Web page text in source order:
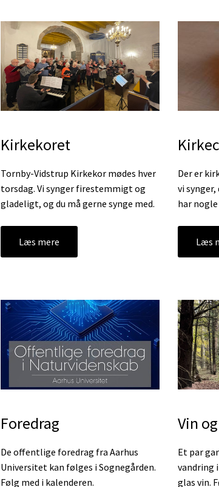
Kirkekoret
Tornby-Vidstrup Kirkekor mødes hver
torsdag. Vi synger firestemmigt og
gladeligt, og du må gerne synge med.
Læs mere
Der er
vi
har
Læs
Foredrag
De offentlige foredrag fra Aarhus
Universitet kan følges i Sognegården.
Følg med i kalenderen.
Vin
Et par
vandring
glas vin.